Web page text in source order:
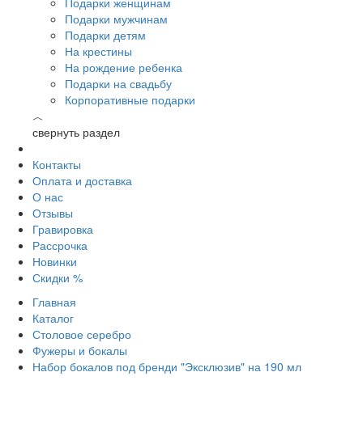
Подарки мужчинам
Подарки детям
На крестины
На рождение ребенка
Подарки на свадьбу
Корпоративные подарки
︿
свернуть раздел
Контакты
Оплата и доставка
О нас
Отзывы
Гравировка
Рассрочка
Новинки
Скидки %
Главная
Каталог
Столовое серебро
Фужеры и бокалы
Набор бокалов под бренди "Эксклюзив" на 190 мл